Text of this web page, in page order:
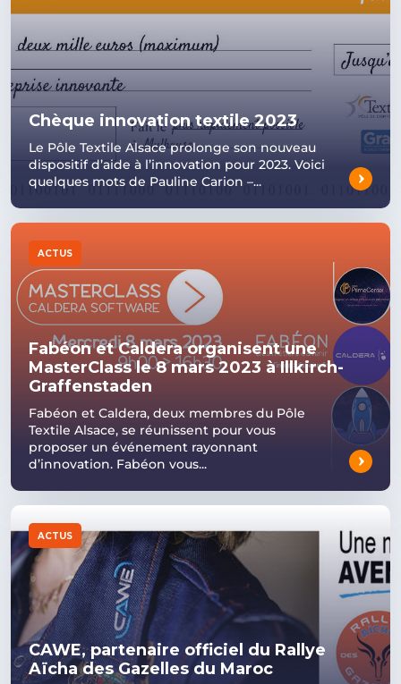
Chèque innovation textile 2023
Le Pôle Textile Alsace prolonge son nouveau
dispositif d’aide à l’innovation pour 2023. Voici
quelques mots de Pauline Carion –...
ACTUS
Fabéon et Caldera organisent une
MasterClass le 8 mars 2023 à Illkirch-
Graffenstaden
Fabéon et Caldera, deux membres du Pôle
Textile Alsace, se réunissent pour vous
proposer un événement rayonnant
d’innovation. Fabéon vous...
ACTUS
CAWE, partenaire officiel du Rallye
Aïcha des Gazelles du Maroc